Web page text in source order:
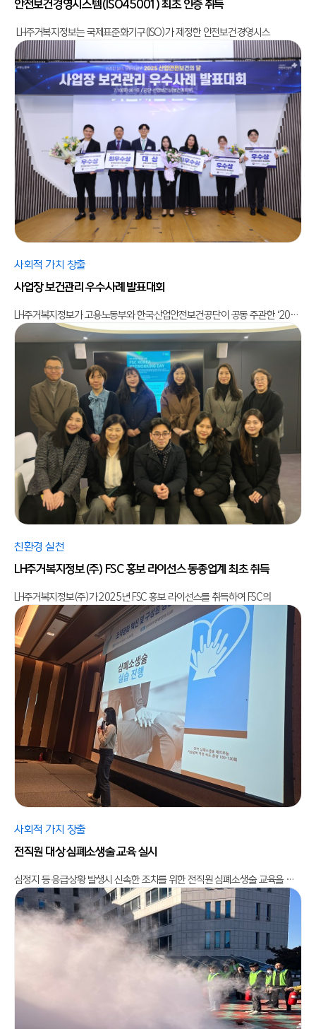
안전보건경영시스템(ISO45001) 최초 인증 취득
LH주거복지정보는 국제표준화기구(ISO)가 제정한 안전보건경영시스
사회적 가치 창출
사업장 보건관리 우수사례 발표대회
LH주거복지정보가 고용노동부와 한국산업안전보건공단이 공동 주관한 ‘2025년 사업장 보건관
친환경 실천
LH주거복지정보(주) FSC 홍보 라이선스 동종업계 최초 취득
LH주거복지정보(주)가 2025년 FSC 홍보 라이선스를 취득하여 FSC의
사회적 가치 창출
전직원 대상 심폐소생술 교육 실시
심정지 등 응급상황 발생시 신속한 조치를 위한 전직원 심폐소생술 교육을 실시하였습니다.